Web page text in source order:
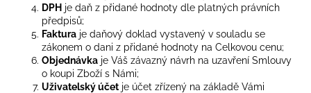
DPH je daň z přidané hodnoty dle platných právních
předpisů;
Faktura je daňový doklad vystavený v souladu se
zákonem o dani z přidané hodnoty na Celkovou cenu;
Objednávka je Váš závazný návrh na uzavření Smlouvy
o koupi Zboží s Námi;
Uživatelský účet je účet zřízený na základě Vámi